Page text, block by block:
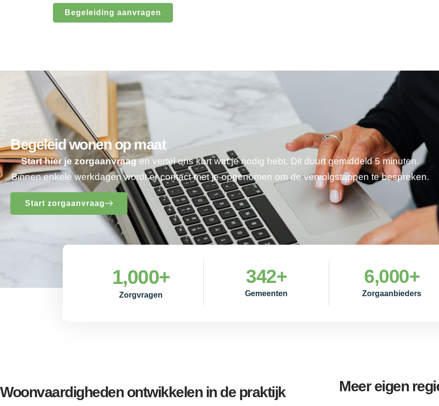
Begeleiding aanvragen
Begeleid wonen op maat
Start hier je zorgaanvraagen vertel ons kort wat je nodig hebt. Dit duurt gemiddeld 5 minuten.
Binnen enkele werkdagen wordt er contact met je opgenomen om de vervolgstappen te bespreken.
Start zorgaanvraag
Zorgvragen
1,000+
Gemeenten
342+
Zorgaanbieders
6,000+
Woonvaardigheden ontwikkelen in de praktijk Meer eigen